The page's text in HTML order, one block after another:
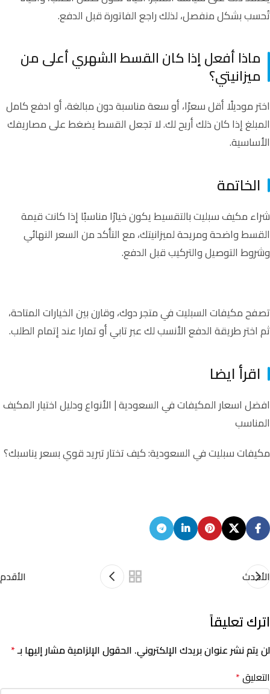
تُحسب بشكل منفصل، لذلك راجع الفاتورة قبل الدفع.
ماذا أفعل إذا كان القسط الشهري أعلى من
ميزانيتي؟
اختر موديلًا أقل سعرًا، أو سعة مناسبة دون مبالغة، أو ادفع كامل
المبلغ إذا كان ذلك أريح لك. لا تجعل القسط يضغط على مصاريفك
الأساسية.
الخاتمة
شراء مكيف سبليت بالتقسيط يكون خيارًا مناسبًا إذا كانت قيمة
القسط واضحة ومريحة لميزانيتك، مع التأكد من السعر النهائي
وشروط التوصيل والتركيب قبل الدفع.
تصفح مكيفات السبليت في متجردوك،وقارن بين الخيارات المتاحة،
ثم اختر طريقة الدفع الأنسب لك عبر تابي أو تمارا عند إتمام الطلب.
اقرأ ايضا
افضل اسعار المكيفات في السعودية | الأنواع ودليل اختيار المكيف
المناسب
مكيفات سبليت في السعودية: كيف تختار تبريد قوي بسعر يناسبك؟
الأحدث الأقدم
اترك تعليقاً
لن يتم نشر عنوان بريدك الإلكتروني. الحقول الإلزامية مشار إليها بـ*
التعليق*